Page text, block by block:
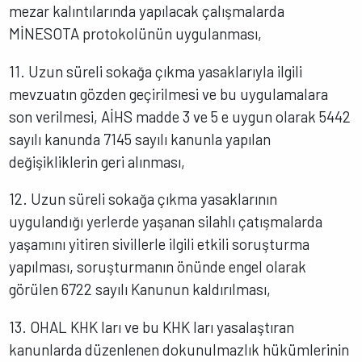
mezar kalıntılarında yapılacak çalışmalarda
MİNESOTA protokolünün uygulanması,
11. Uzun süreli sokağa çıkma yasaklarıyla ilgili
mevzuatın gözden geçirilmesi ve bu uygulamalara
son verilmesi, AİHS madde 3 ve 5 e uygun olarak 5442
sayılı kanunda 7145 sayılı kanunla yapılan
değişikliklerin geri alınması,
12. Uzun süreli sokağa çıkma yasaklarının
uygulandığı yerlerde yaşanan silahlı çatışmalarda
yaşamını yitiren sivillerle ilgili etkili soruşturma
yapılması, soruşturmanın önünde engel olarak
görülen 6722 sayılı Kanunun kaldırılması,
13. OHAL KHK ları ve bu KHK ları yasalaştıran
kanunlarda düzenlenen dokunulmazlık hükümlerinin